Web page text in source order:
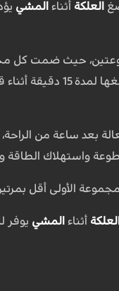
العلكة أثناء المشي
الأولى علكة وطلب
ساعة من الراحة،
واستهلاك الطاقة
الأولى أقل
العلكة أثناء المشي يوفر